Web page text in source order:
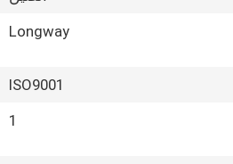
Longway
ISO9001
1